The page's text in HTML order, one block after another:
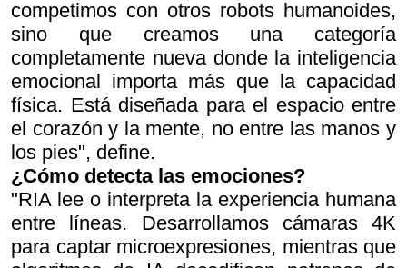
competimos con otros robots humanoides,
sino que creamos una categoría
completamente nueva donde la inteligencia
emocional importa más que la capacidad
física. Está diseñada para el espacio entre
el corazón y la mente, no entre las manos y
los pies", define.
¿Cómo detecta las emociones?
"RIA lee o interpreta la experiencia humana
entre líneas. Desarrollamos cámaras 4K
para captar microexpresiones, mientras que